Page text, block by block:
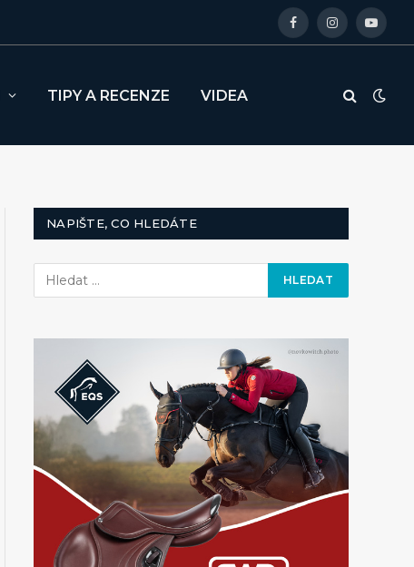
FacebookInstagram
TIPY A RECENZE VIDEA
NAPIŠTE, CO HLEDÁTE